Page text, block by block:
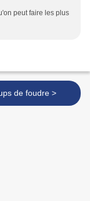
peut faire les plus
Coups de foudre >